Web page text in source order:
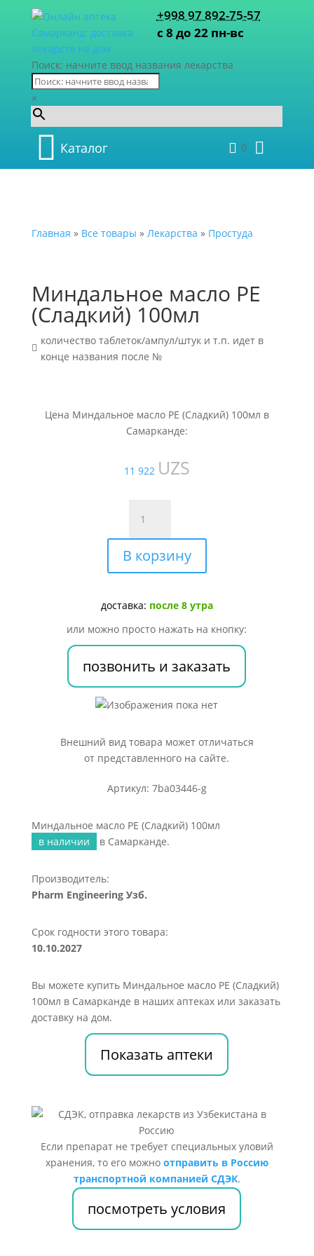
+998 97 892-75-57
с 8 до 22 пн-вс
Поиск: начните ввод названия лекарства
×
Каталог 0
Главная » Все товары » Лекарства » Простуда
Миндальное масло PE
(Сладкий) 100мл

количество таблеток/ампул/штук и т.п. идет в
конце названия после №
Цена Миндальное масло PE (Сладкий) 100мл в
Самарканде:
11 922 UZS
товара
Миндальное
масло
PE
100мл
В корзину
доставка: после 8 утра
или можно просто нажать на кнопку:
позвонить и заказать
Внешний вид товара может отличаться
от представленного на сайте.
Артикул: 7ba03446-g
Миндальное масло PE (Сладкий) 100мл
в наличии
в Самарканде.
Производитель:
Pharm Engineering Узб.
Срок годности этого товара:
10.10.2027
Вы можете купить Миндальное масло PE (Сладкий)
100мл в Самарканде в наших аптеках или заказать
доставку на дом.
Показать аптеки
Если препарат не требует специальных уловий
хранения, то его можно отправить в Россию
транспортной компанией СДЭК.
посмотреть условия